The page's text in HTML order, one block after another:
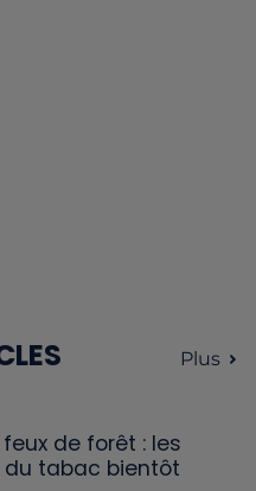
Plus
de forêt : les
du tabac bientôt